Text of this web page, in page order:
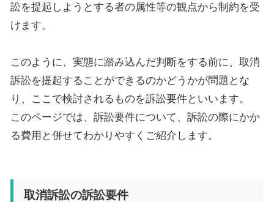
訟を提起しようとする者の属性等の観点から制約を受
けます。
このように、実態に踏み込んだ判断をする前に、取消
訴訟を提起することができるのかどうかが問題とな
り、ここで検討されるものを訴訟要件といいます。
このページでは、訴訟要件について、訴訟の際にかか
る費用と併せてわかりやすくご紹介します。
取消訴訟の訴訟要件